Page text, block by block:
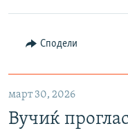
Сподели
март 30, 2026
Вучиќ